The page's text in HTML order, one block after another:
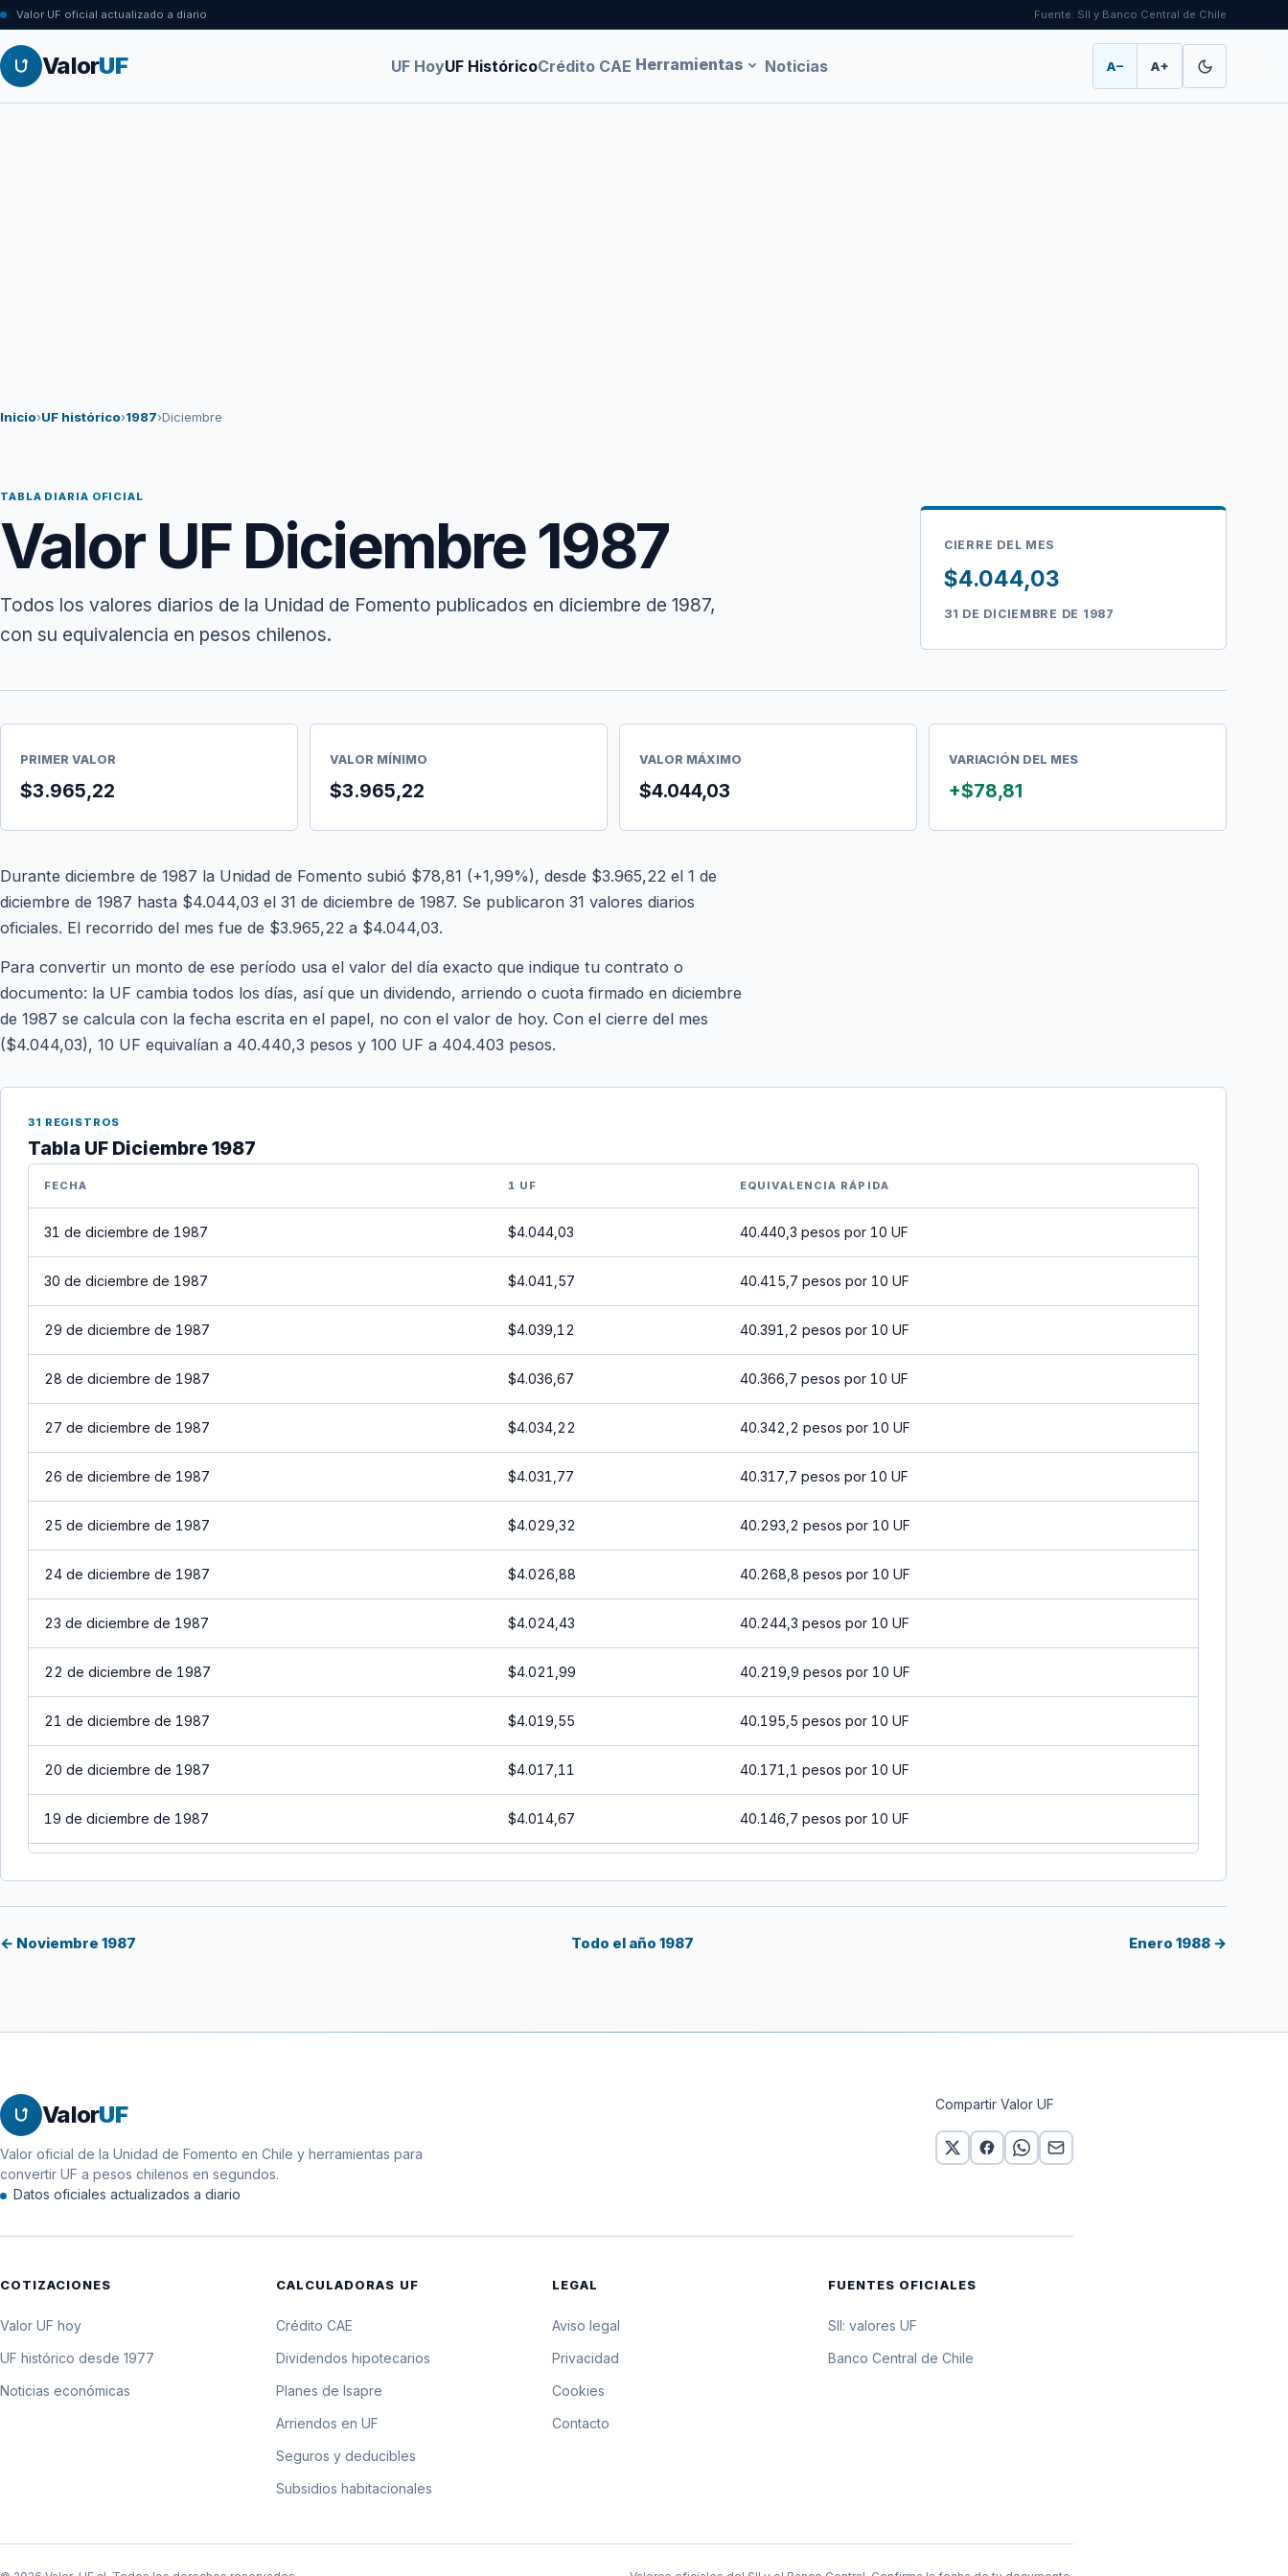
Valor UF oficial actualizado a diario Fuente: SII y Banco Central de Chile
ValorUF UF HoyUF HistóricoCrédito CAE Herramientas Noticias A− A+
Inicio›UF histórico›1987›Diciembre
TABLA DIARIA OFICIAL
Valor UF Diciembre 1987
Todos los valores diarios de la Unidad de Fomento publicados en diciembre de 1987,
con su equivalencia en pesos chilenos.
CIERRE DEL MES
$4.044,03
31 DE DICIEMBRE DE 1987
PRIMER VALOR
$3.965,22
VALOR MÍNIMO
$3.965,22
VALOR MÁXIMO
$4.044,03
VARIACIÓN DEL MES
+$78,81
Durante diciembre de 1987 la Unidad de Fomento subió $78,81 (+1,99%), desde $3.965,22 el 1 de
diciembre de 1987 hasta $4.044,03 el 31 de diciembre de 1987. Se publicaron 31 valores diarios
oficiales. El recorrido del mes fue de $3.965,22 a $4.044,03.
Para convertir un monto de ese período usa el valor del día exacto que indique tu contrato o
documento: la UF cambia todos los días, así que un dividendo, arriendo o cuota firmado en diciembre
de 1987 se calcula con la fecha escrita en el papel, no con el valor de hoy. Con el cierre del mes
($4.044,03), 10 UF equivalían a 40.440,3 pesos y 100 UF a 404.403 pesos.
31 REGISTROS
Tabla UF Diciembre 1987
FECHA 1 UF EQUIVALENCIA RÁPIDA
31 de diciembre de 1987 $4.044,03 40.440,3 pesos por 10 UF
30 de diciembre de 1987 $4.041,57 40.415,7 pesos por 10 UF
29 de diciembre de 1987 $4.039,12 40.391,2 pesos por 10 UF
28 de diciembre de 1987 $4.036,67 40.366,7 pesos por 10 UF
27 de diciembre de 1987 $4.034,22 40.342,2 pesos por 10 UF
26 de diciembre de 1987 $4.031,77 40.317,7 pesos por 10 UF
25 de diciembre de 1987 $4.029,32 40.293,2 pesos por 10 UF
24 de diciembre de 1987 $4.026,88 40.268,8 pesos por 10 UF
23 de diciembre de 1987 $4.024,43 40.244,3 pesos por 10 UF
22 de diciembre de 1987 $4.021,99 40.219,9 pesos por 10 UF
21 de diciembre de 1987 $4.019,55 40.195,5 pesos por 10 UF
20 de diciembre de 1987 $4.017,11 40.171,1 pesos por 10 UF
19 de diciembre de 1987 $4.014,67 40.146,7 pesos por 10 UF
13 de diciembre de 1987
12 de diciembre de 1987
8 de diciembre de 1987 $3.987,22 39.872,2 pesos por 10 UF
← Noviembre 1987 Todo el año 1987 Enero 1988 →
ValorUF
Valor oficial de la Unidad de Fomento en Chile y herramientas para
convertir UF a pesos chilenos en segundos.
Datos oficiales actualizados a diario
Compartir Valor UF
COTIZACIONES
Valor UF hoy
UF histórico desde 1977
Noticias económicas
CALCULADORAS UF
Crédito CAE
Dividendos hipotecarios
Planes de Isapre
Arriendos en UF
Seguros y deducibles
Subsidios habitacionales
LEGAL
Aviso legal
Privacidad
Cookies
Contacto
FUENTES OFICIALES
SII: valores UF
Banco Central de Chile